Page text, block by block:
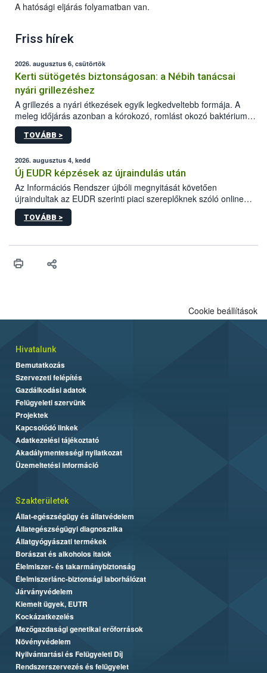
A hatósági eljárás folyamatban van.
Friss hírek
2026. augusztus 6, csütörtök
Kerti sütögetés biztonságosan: a Nébih tanácsai
nyári grillezéshez
A grillezés a nyári étkezések egyik legkedveltebb formája. A
meleg időjárás azonban a kórokozó, romlást okozó baktériumok
gyorsabb szaporodásának is kedvez. A szabadtéri sütögetés
ezért nem csupán a megfelelő sütési technikáról szól: legalább
higiéniai szabályok betartása, a megfelelő hőkezelés, valamint a
maradékok szakszerű tárolása. A Nemzeti Élelmiszerlánc-
biztonsági Hivatal (Nébih) Oktatási Programja összegyűjtötte a
biztonságos grillezés legfontosabb tudnivalóit.
TOVÁBB >
2026. augusztus 4, kedd
Új EUDR képzések az újraindulás után
Az Információs Rendszer újbóli megnyitását követően
újraindultak az EUDR szerinti piaci szereplőknek szóló online
képzések.
TOVÁBB >
Cookie beállítások
Hivatalunk
Bemutatkozás
Szervezeti felépítés
Gazdálkodási adatok
Felügyeleti szervünk
Projektek
Kapcsolódó linkek
Adatkezelési tájékoztató
Akadálymentességi nyilatkozat
Üzemeltetési információ
Szakterületek
Állat-egészségügy és állatvédelem
Állategészségügyi diagnosztika
Állatgyógyászati termékek
Borászat és alkoholos italok
Élelmiszer- és takarmánybiztonság
Élelmiszerlánc-biztonsági laborhálózat
Járványvédelem
Kiemelt ügyek, EUTR
Kockázatkezelés
Mezőgazdasági genetikai erőforrások
Növényvédelem
Nyilvántartási és Felügyeleti Díj
Rendszerszervezés és felügyelet